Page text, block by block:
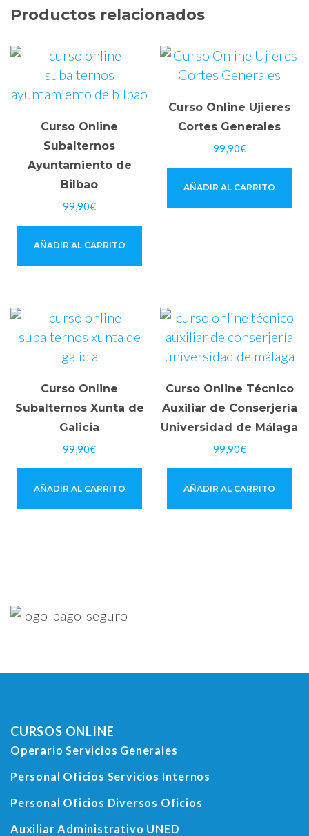
Productos relacionados
Curso Online
Subalternos
Ayuntamiento de
Bilbao
99,90€
AÑADIR AL CARRITO
Curso Online Ujieres
Cortes Generales
99,90€
AÑADIR AL CARRITO
Curso Online
Subalternos Xunta de
Galicia
99,90€
AÑADIR AL CARRITO
Curso Online Técnico
Auxiliar de Conserjería
Universidad de Málaga
99,90€
AÑADIR AL CARRITO
CURSOS ONLINE
Operario Servicios Generales
Personal Oficios Servicios Internos
Personal Oficios Diversos Oficios
Auxiliar Administrativo UNED